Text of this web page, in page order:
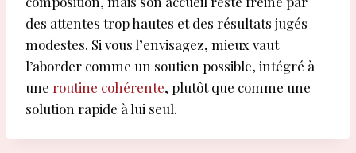
des attentes trop hautes et des résultats jugés
modestes. Si vous l’envisagez, mieux vaut
l’aborder comme un soutien possible, intégré à
une routine cohérente, plutôt que comme une
solution rapide à lui seul.